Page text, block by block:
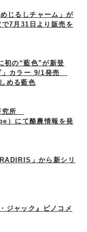
じるしチャーム」が
7月31日より販売を
初の“藍色”が新登
カラー 9/1発売
める藍色
究所
）にて酪農情報を発
」から新シリ
ジャック』ピノコメ